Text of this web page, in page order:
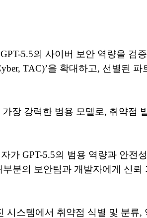
5.5의 사이버 보안 역량을 검
TAC)’을 확대하고, 선별된
장 강력한 범용 모델로, 취약점
가 GPT-5.5의 범용 역량과 안전
분의 보안팀과 개발자에게 신
스템에서 취약점 식별 및 분류